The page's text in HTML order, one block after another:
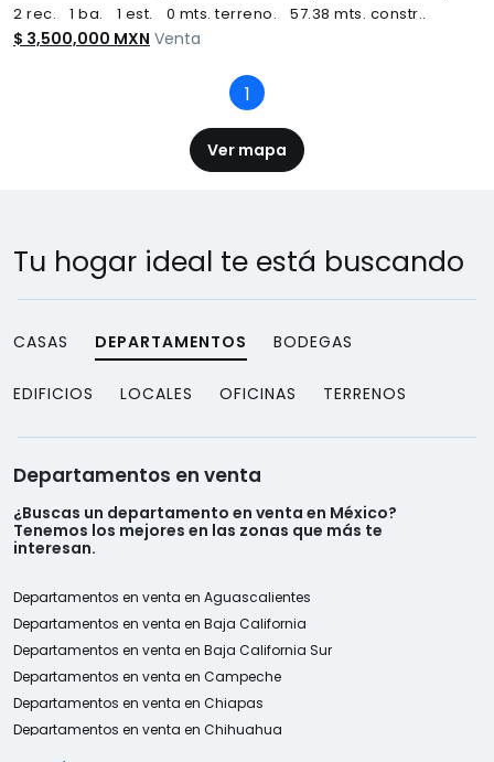
2 rec. 1 ba. 1 est. 0 mts. terreno. 57.38 mts. constr..
$ 3,500,000 MXN Venta
1(current)
Ver mapa
Tu hogar ideal te está buscando
CASAS DEPARTAMENTOS BODEGAS
EDIFICIOS LOCALES OFICINAS TERRENOS
Departamentos en venta
¿Buscas un departamento en venta en México?
Tenemos los mejores en las zonas que más te
interesan.
Departamentos en venta en Aguascalientes
Departamentos en venta en Baja California
Departamentos en venta en Baja California Sur
Departamentos en venta en Campeche
Departamentos en venta en Chiapas
Departamentos en venta en Chihuahua